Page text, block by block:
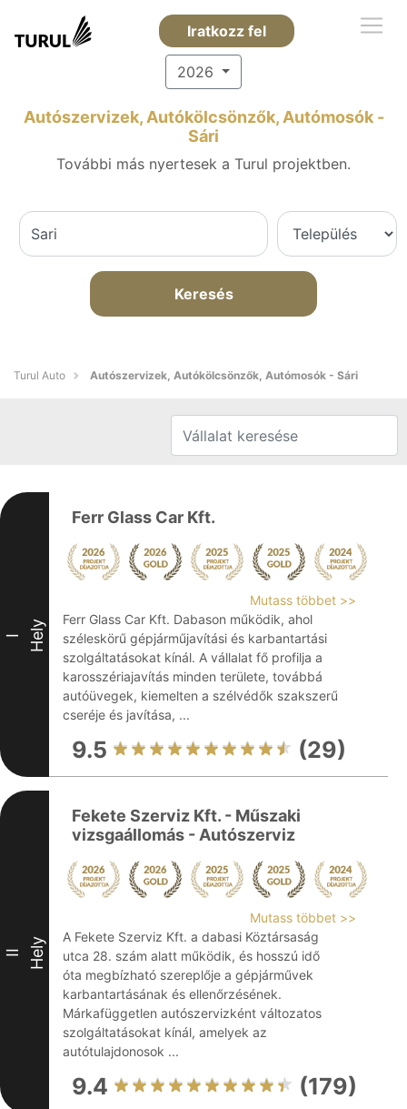
Iratkozz fel
2026
Autószervizek, Autókölcsönzők, Autómosók -
Sári
További más nyertesek a Turul projektben.
Keresés
Turul Auto Autószervizek, Autókölcsönzők, Autómosók - Sári
I Hely
Ferr Glass Car Kft.
Mutass többet >>
Ferr Glass Car Kft. Dabason működik, ahol
széleskörű gépjárműjavítási és karbantartási
szolgáltatásokat kínál. A vállalat fő profilja a
karosszériajavítás minden területe, továbbá
autóüvegek, kiemelten a szélvédők szakszerű
cseréje és javítása, ...
9.5 (29)
II Hely
Fekete Szerviz Kft. - Műszaki
vizsgaállomás - Autószerviz
Mutass többet >>
A Fekete Szerviz Kft. a dabasi Köztársaság
utca 28. szám alatt működik, és hosszú idő
óta megbízható szereplője a gépjárművek
karbantartásának és ellenőrzésének.
Márkafüggetlen autószervizként változatos
szolgáltatásokat kínál, amelyek az
autótulajdonosok ...
9.4 (179)